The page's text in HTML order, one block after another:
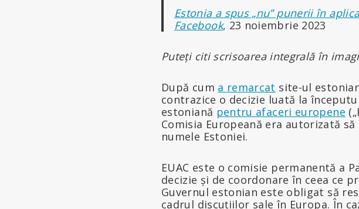
Estonia a spus „nu” punerii în
Facebook, 23 noiembrie 2023
Puteți citi scrisoarea integrală în
După cum a remarcat site-ul
contrazice o decizie luată la
estoniană pentru afaceri europene
Comisia Europeană era autorizată
numele Estoniei.
EUAC este o comisie permanentă a
decizie și de coordonare în ceea ce
Guvernul estonian este obligat să
cadrul discuțiilor sale în Europa. În